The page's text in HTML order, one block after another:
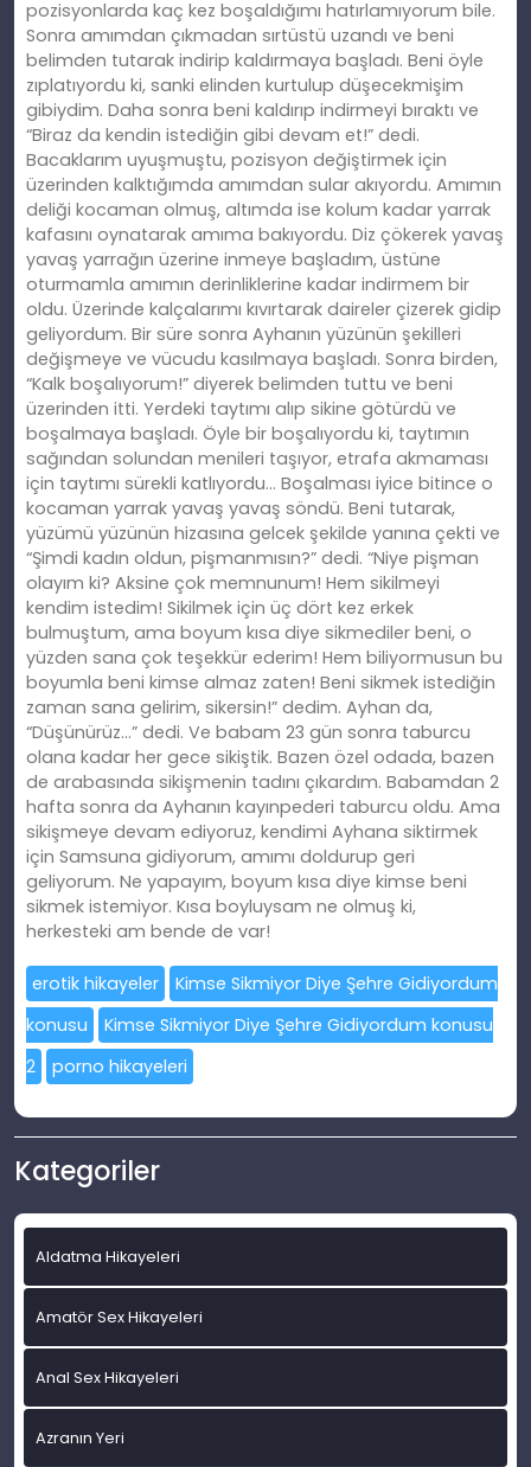
erotik hikayeler
Kimse Sikmiyor Diye Şehre Gidiyordum
konusu
Kimse Sikmiyor Diye Şehre Gidiyordum konusu
2
porno hikayeleri
Kategoriler
Aldatma Hikayeleri
Amatör Sex Hikayeleri
Anal Sex Hikayeleri
Azranın Yeri